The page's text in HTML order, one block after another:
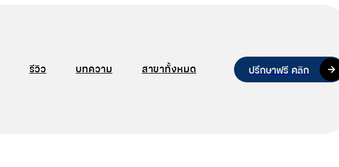
รีวิว บทความ สาขาทั้งหมด ปรึกษาฟรี คลิก